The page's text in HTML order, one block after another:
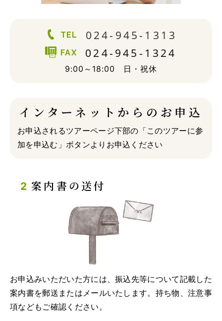
TEL 024-945-1313
FAX 024-945-1324
9:00～18:00 日・祝休
インターネットからのお申込
お申込されるツアーページ下部の「このツアーに参
加を申込む」ボタンよりお申込ください
案内書の送付
お申込みいただいた方には、振込先等について記載した
案内書を郵送またはメールいたします。持ち物、注意事
項などもご確認ください。